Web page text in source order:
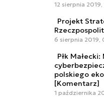
12 sierpnia 2019,
Projekt
6 sierpnia 2019,
Płk
polskiego
[Komentarz]
1 października